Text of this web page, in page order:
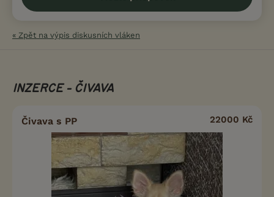
« Zpět na výpis diskusních vláken
INZERCE - ČIVAVA
Čivava s PP 22000 Kč